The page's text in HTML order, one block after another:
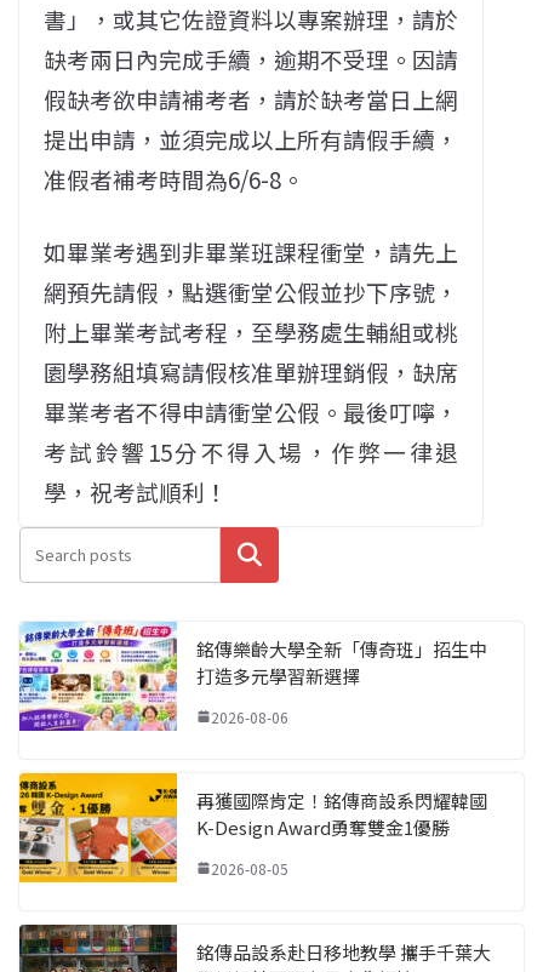
書」，或其它佐證資料以專案辦理，請於
缺考兩日內完成手續，逾期不受理。因請
假缺考欲申請補考者，請於缺考當日上網
提出申請，並須完成以上所有請假手續，
准假者補考時間為6/6-8。
如畢業考遇到非畢業班課程衝堂，請先上
網預先請假，點選衝堂公假並抄下序號，
附上畢業考試考程，至學務處生輔組或桃
園學務組填寫請假核准單辦理銷假，缺席
畢業考者不得申請衝堂公假。最後叮嚀，
考試鈴響15分不得入場，作弊一律退
學，祝考試順利！
搜尋
銘傳樂齡大學全新「傳奇班」招生中
打造多元學習新選擇
2026-08-06
再獲國際肯定！銘傳商設系閃耀韓國
K-Design Award勇奪雙金1優勝
2026-08-05
銘傳品設系赴日移地教學 攜手千葉大